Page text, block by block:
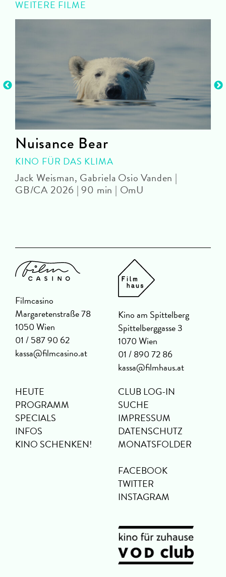
WEITERE FILME
Nuisance Bear
KINO FÜR DAS KLIMA
Jack Weisman, Gabriela Osio Vanden |
GB/CA 2026 | 90 min | OmU
Filmcasino
Margaretenstraße 78
1050 Wien
01 / 587 90 62
kassa@filmcasino.at
Kino am Spittelberg
Spittelberggasse 3
1070 Wien
01 / 890 72 86
kassa@filmhaus.at
HEUTE
PROGRAMM
SPECIALS
INFOS
KINO SCHENKEN!
CLUB LOG-IN
SUCHE
IMPRESSUM
DATENSCHUTZ
MONATSFOLDER
FACEBOOK
TWITTER
INSTAGRAM